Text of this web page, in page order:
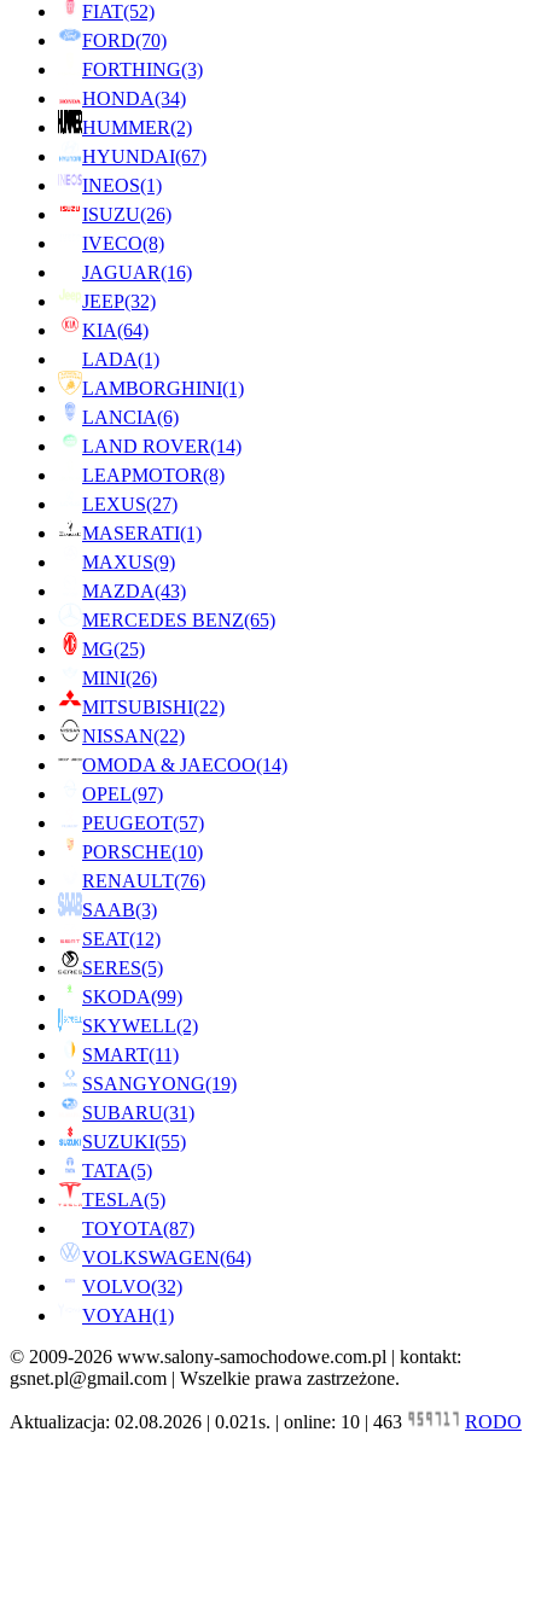
FIAT(52)
FORD(70)
FORTHING(3)
HONDA(34)
HUMMER(2)
HYUNDAI(67)
INEOS(1)
ISUZU(26)
IVECO(8)
JAGUAR(16)
JEEP(32)
KIA(64)
LADA(1)
LAMBORGHINI(1)
LANCIA(6)
LAND ROVER(14)
LEAPMOTOR(8)
LEXUS(27)
MASERATI(1)
MAXUS(9)
MAZDA(43)
MERCEDES BENZ(65)
MG(25)
MINI(26)
MITSUBISHI(22)
NISSAN(22)
OMODA & JAECOO(14)
OPEL(97)
PEUGEOT(57)
PORSCHE(10)
RENAULT(76)
SAAB(3)
SEAT(12)
SERES(5)
SKODA(99)
SKYWELL(2)
SMART(11)
SSANGYONG(19)
SUBARU(31)
SUZUKI(55)
TATA(5)
TESLA(5)
TOYOTA(87)
VOLKSWAGEN(64)
VOLVO(32)
VOYAH(1)
© 2009-2026 www.salony-samochodowe.com.pl | kontakt:
gsnet.pl@gmail.com | Wszelkie prawa zastrzeżone.
Aktualizacja: 02.08.2026 | 0.021s. | online: 10 | 463 RODO